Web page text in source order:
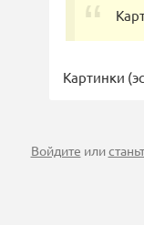
Картинки
Войдите или